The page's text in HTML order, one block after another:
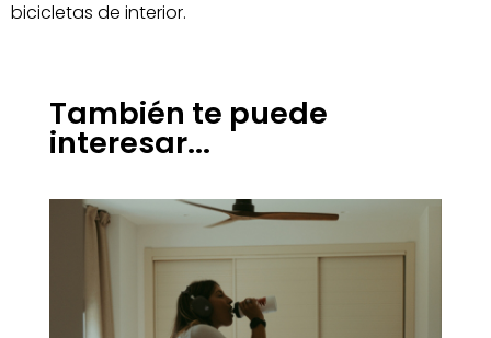
bicicletas de interior.
También te puede
interesar...